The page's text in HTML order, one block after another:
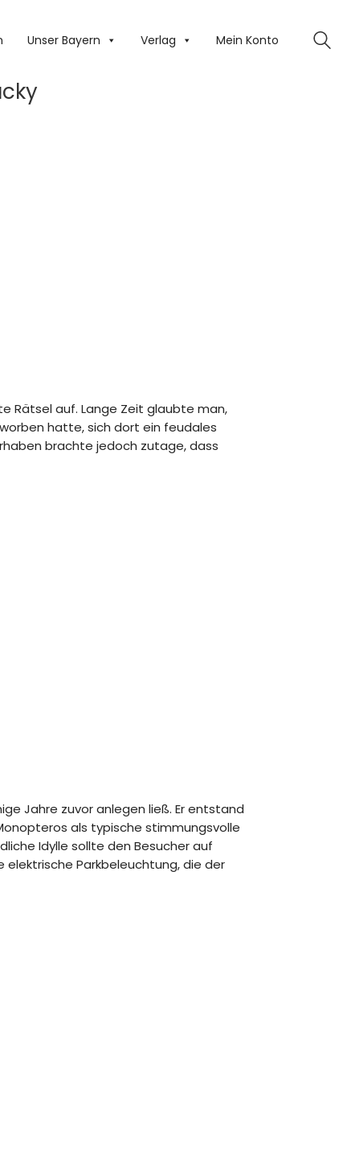
Unser Bayern Verlag Mein Konto
Rätsel auf. Lange Zeit glaubte man,
hatte, sich dort ein feudales
brachte jedoch zutage, dass
Jahre zuvor anlegen ließ. Er entstand
als typische stimmungsvolle
Idylle sollte den Besucher auf
Parkbeleuchtung, die der